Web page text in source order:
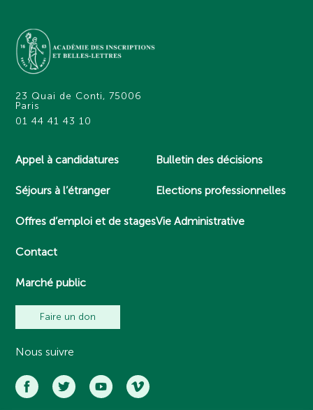
23 Quai de Conti, 75006
Paris
01 44 41 43 10
Appel à candidatures
Séjours à l’étranger
Offres d’emploi et de stages
Contact
Marché public
Bulletin des décisions
Elections professionnelles
Vie Administrative
Faire un don
Nous suivre